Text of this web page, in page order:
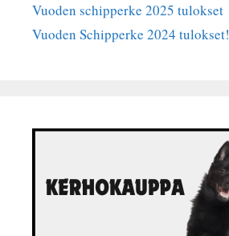
Vuoden schipperke 2025 tulokset
Vuoden Schipperke 2024 tulokset!